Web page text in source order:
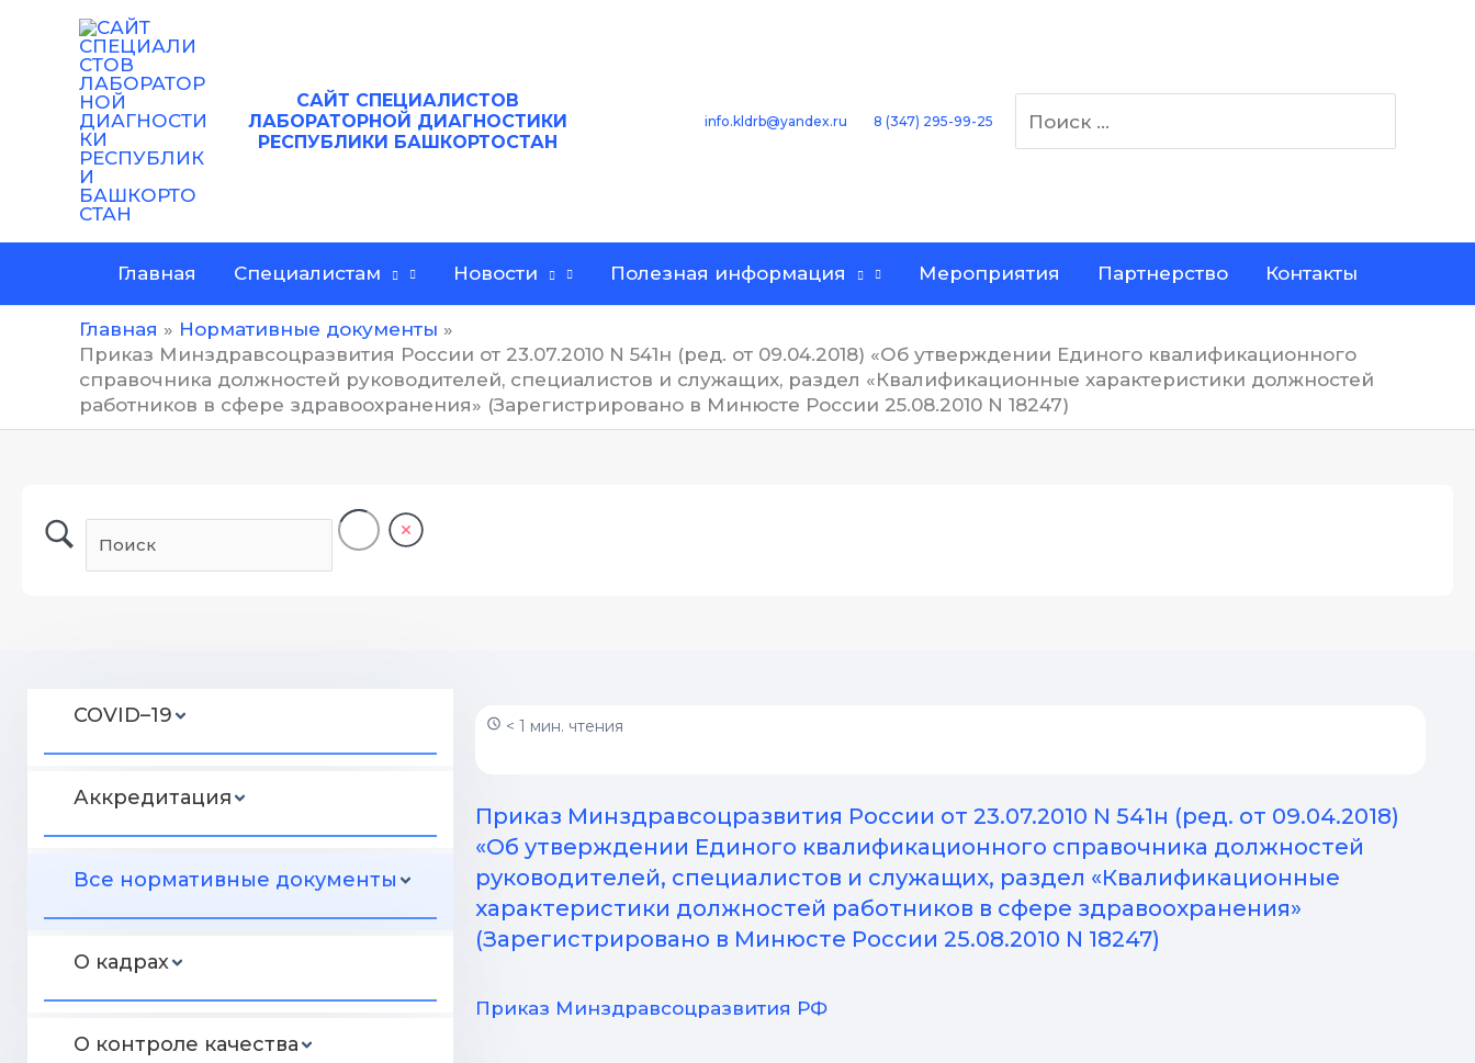
Перейти
содержимому
САЙТ СПЕЦИАЛИСТОВ
ЛАБОРАТОРНОЙ ДИАГНОСТИКИ
РЕСПУБЛИКИ БАШКОРТОСТАН
info.kldrb@yandex.ru 8 (347) 295-99-25
Главная Специалистам Новости Полезная информация Мероприятия Партнерство Контакты
Главная
Нормативные документы
Приказ Минздравсоцразвития России от 23.07.2010 N 541н (ред. от 09.04.2018) «Об утверждении Единого квалификационного
справочника должностей руководителей, специалистов и служащих, раздел «Квалификационные характеристики должностей
работников в сфере здравоохранения» (Зарегистрировано в Минюсте России 25.08.2010 N 18247)
COVID–19
Аккредитация
Все нормативные документы
О кадрах
О контроле качества
< 1 мин. чтения
Приказ Минздравсоцразвития России от 23.07.2010 N 541н (ред. от 09.04.2018)
«Об утверждении Единого квалификационного справочника должностей
руководителей, специалистов и служащих, раздел «Квалификационные
характеристики должностей работников в сфере здравоохранения»
(Зарегистрировано в Минюсте России 25.08.2010 N 18247)
Приказ Минздравсоцразвития РФ